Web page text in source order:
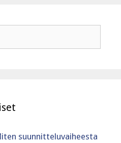
suunnitteluvaiheesta